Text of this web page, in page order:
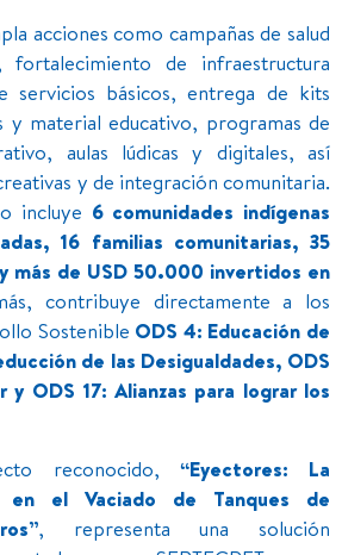
acciones como campañas de salud
de infraestructura
servicios básicos, entrega de kits
y material educativo, programas de
aulas lúdicas y digitales, así
y de integración comunitaria.
incluye 6 comunidades indígenas
16 familias comunitarias, 35
más de USD 50.000 invertidos en
contribuye directamente a los
Sostenible ODS 4: Educación de
de las Desigualdades, ODS
y ODS 17: Alianzas para lograr los
reconocido, “Eyectores: La
en el Vaciado de Tanques de
, representa una solución